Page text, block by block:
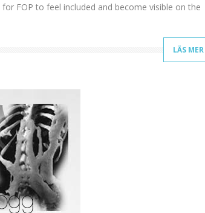
FOP to feel included and become visible on the
LÄS MER